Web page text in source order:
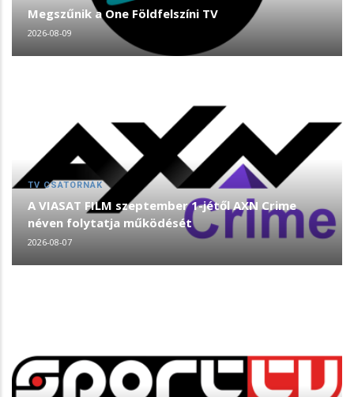
Megszűnik a One Földfelszíni TV
2026-08-09
TV CSATORNÁK
A VIASAT FILM szeptember 1-jétől AXN Crime
néven folytatja működését
2026-08-07